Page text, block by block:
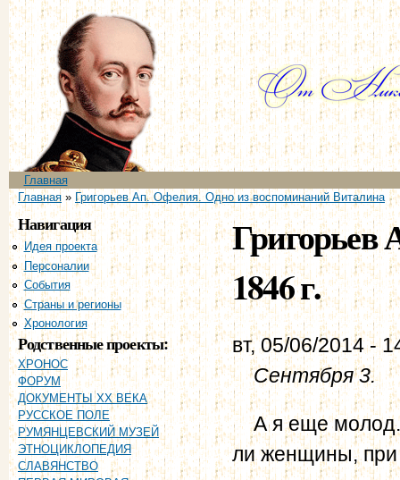
Главное меню
Главная
Вы здесь
Главная» Григорьев Ап. Офелия. Одно из воспоминаний Виталина
Навигация
Идея проекта
Персоналии
События
Страны и регионы
Хронология
Родственные проекты:
ХРОНОС
ФОРУМ
ДОКУМЕНТЫ XX ВЕКА
РУССКОЕ ПОЛЕ
РУМЯНЦЕВСКИЙ МУЗЕЙ
ЭТНОЦИКЛОПЕДИЯ
СЛАВЯНСТВО
Григорьев
1846 г.
вт, 05/06/2014 -
Сентября 3.
А я еще молод…
ли женщины, при